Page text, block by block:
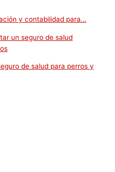
y contabilidad para…
de salud para perros y